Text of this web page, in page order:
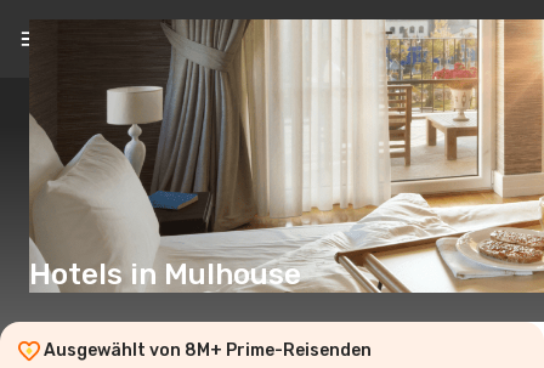
DE(€)
Hotels in Mulhouse
Ausgewählt von 8M+ Prime-Reisenden